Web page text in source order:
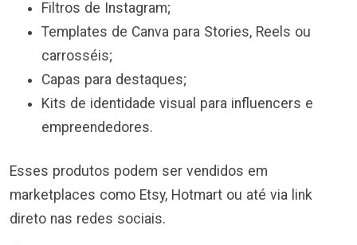
Filtros de Instagram;
Templates de Canva para Stories, Reels ou
carrosséis;
Capas para destaques;
Kits de identidade visual para influencers e
empreendedores.
Esses produtos podem ser vendidos em
marketplaces como Etsy, Hotmart ou até via link
direto nas redes sociais.